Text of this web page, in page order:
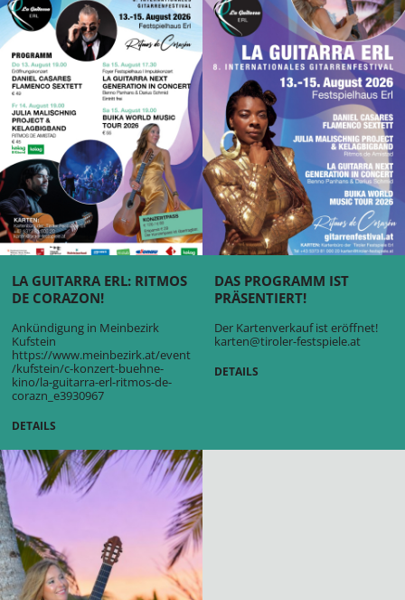
LA GUITARRA ERL: RITMOS
DE CORAZON!
Ankündigung in Meinbezirk
Kufstein
https://www.meinbezirk.at/event
/kufstein/c-konzert-buehne-
kino/la-guitarra-erl-ritmos-de-
corazn_e3930967
DETAILS
DAS PROGRAMM IST
PRÄSENTIERT!
Der Kartenverkauf ist eröffnet!
karten@tiroler-festspiele.at
DETAILS